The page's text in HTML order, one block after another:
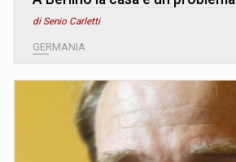
di Senio Carletti
GERMANIA